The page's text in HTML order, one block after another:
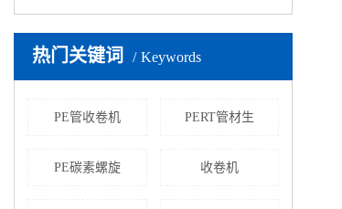
热门关键词 Keywords
PE管收卷机 PERT管材生
PE碳素螺旋 收卷机